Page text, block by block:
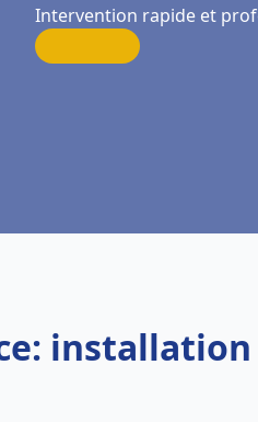
Intervention rapide et